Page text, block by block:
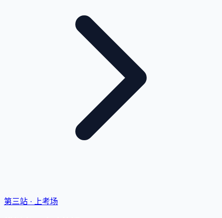
第三站 · 上考场